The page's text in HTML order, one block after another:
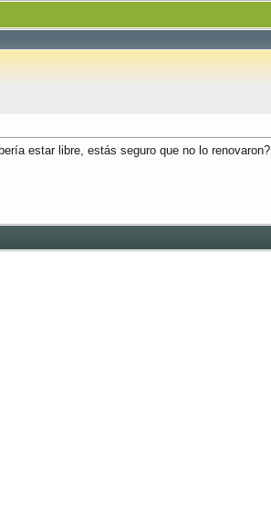
estar libre, estás seguro que no lo renovaron?